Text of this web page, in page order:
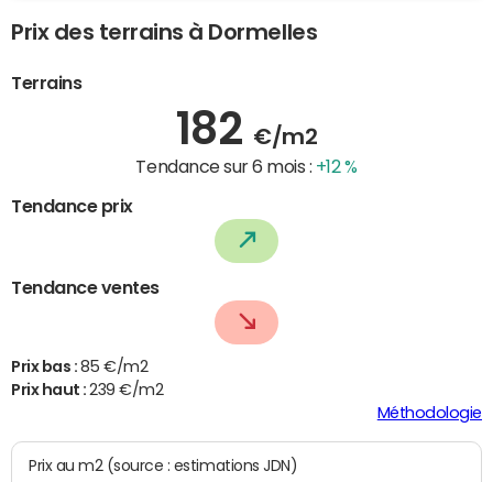
Prix des terrains à Dormelles
Terrains
182 €/m2
Tendance sur 6 mois : +12 %
Tendance prix
Tendance ventes
Prix bas : 85 €/m2
Prix haut :239 €/m2
Méthodologie
Prix au m2 (source : estimations JDN)